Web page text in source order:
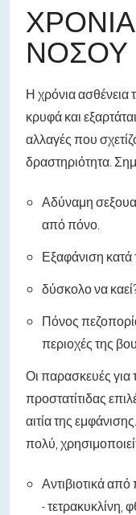
ΝΌΣΟΥ
Η χρόνια ασθένεια
κρυφά και
αλλαγές που
δραστηριότητα.
Αδύναμη
από πόνο.
Εξαφάνιση κατά
δύσκολο να
Πόνος
περιοχές της
Οι παρασκευές για
προστατίτιδας
αιτία της
πολύ,
Αντιβιοτικά
- τετρακυκλίνη,